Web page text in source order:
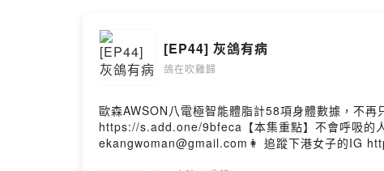
[EP44] 灰鴿有病
鴿在吹雞歸
歐森AWSON八電極智能體脂計58項身體數據，不
https://s.add.one/9bfeca【本集重點】不會呼吸的
ekangwoman@gmail.com👩 追蹤下港女子的IG